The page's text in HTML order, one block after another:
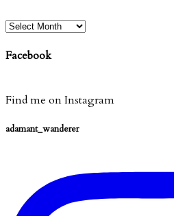
Archiwum
Facebook
Find me on Instagram
adamant_wanderer